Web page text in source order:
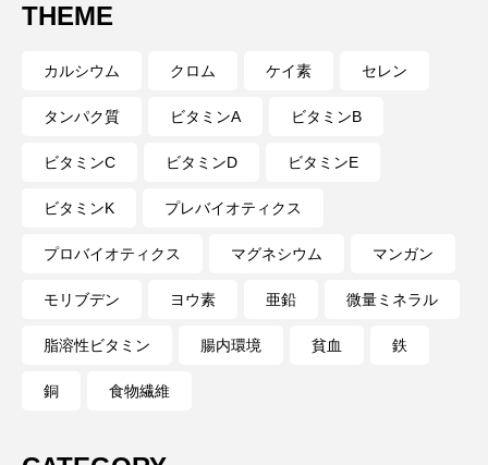
THEME
カルシウム クロム ケイ素 セレン
タンパク質 ビタミンA ビタミンB
ビタミンC ビタミンD ビタミンE
ビタミンK プレバイオティクス
プロバイオティクス マグネシウム マンガン
モリブデン ヨウ素 亜鉛 微量ミネラル
脂溶性ビタミン 腸内環境 貧血 鉄
銅 食物繊維